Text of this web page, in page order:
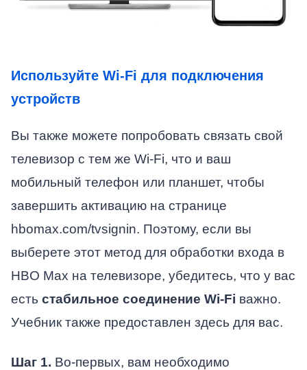
Используйте Wi-Fi для подключения
устройств
Вы также можете попробовать связать свой
телевизор с тем же Wi-Fi, что и ваш
мобильный телефон или планшет, чтобы
завершить активацию на странице
hbomax.com/tvsignin. Поэтому, если вы
выберете этот метод для обработки входа в
HBO Max на телевизоре, убедитесь, что у вас
есть стабильное соединение Wi-Fi важно.
Учебник также предоставлен здесь для вас.
Шаг 1. Во-первых, вам необходимо